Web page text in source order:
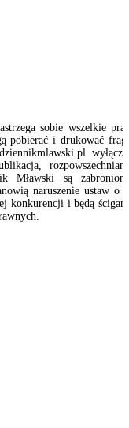
sobie wszelkie
pobierać i drukować
Mławski są
naruszenie ustaw o
konkurencji i będą